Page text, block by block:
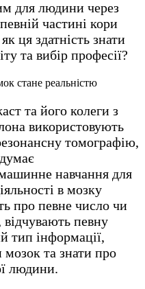
для людини через
частині кори
ця здатність знати
та вибір професії?
та його колеги з
використовують
томографію,
навчання для
в мозку
про певне число чи
певну
тип інформації,
та знати про
людини.